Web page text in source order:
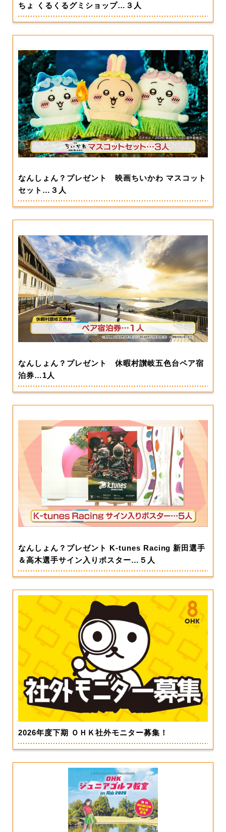
ちょ くるくるグミショップ…３人
なんしょん？プレゼント 映画ちいかわ マスコット
セット…３人
なんしょん？プレゼント 休暇村讃岐五色台ペア宿
泊券…1人
なんしょん？プレゼント K-tunes Racing 新田選手
＆高木選手サイン入りポスター…５人
2026年度下期 ＯＨＫ社外モニター募集！